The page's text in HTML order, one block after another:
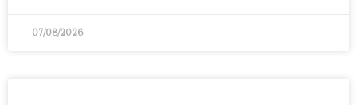
07/08/2026